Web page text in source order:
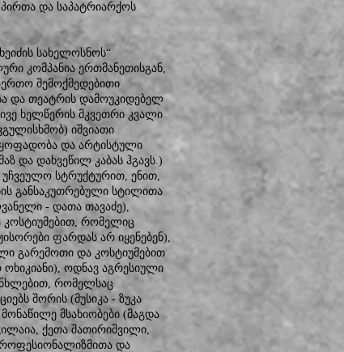
და საპატრიარქოს
სახელოსნოს“
კომპანია ერთმანეთისგან,
შემოქმედებითი
და თეატრის დამოუკიდებელ
ხელწერის მკვეთრი კვალი
იშვიათი
და არტისტული
და დახვეწილ კაბას ჰგავს.)
უჩვეულო სტრუქტურით, ენით,
განსაკუთრებული სტილითა
- დათა თავაძე),
რომელიც
ფარდას არ იყენებენ),
გარემოთი და კოსტიუმებით
ოხიკიანი), ოდნავ აგრესიული
რომელსაც
შორის (მუსიკა - ზუკა
მსახიობები (მაგდა
ქეთა შათირიშვილი,
და